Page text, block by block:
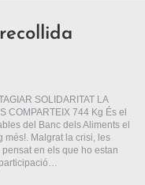
SOLIDARITAT LA
COMPARTEIX 744 Kg És el
del Banc dels Aliments el
més!. Malgrat la crisi, les
en els que ho estan